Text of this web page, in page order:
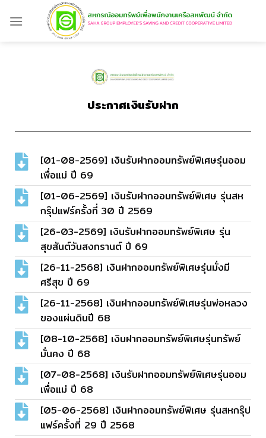
ประกาศเงินรับฝาก
[01-08-2569] เงินรับฝากออมทรัพย์พิเศษรุ่นออม
เพื่อแม่ ปี 69
[01-06-2569] เงินรับฝากออมทรัพย์พิเศษ รุ่นสห
กรุ๊ปแฟร์ครั้งที่ 30 ปี 2569
[26-03-2569] เงินรับฝากออมทรัพย์พิเศษ รุ่น
สุขสันต์วันสงกรานต์ ปี 69
[26-11-2568] เงินฝากออมทรัพย์พิเศษรุ่นมั่งมี
ศรีสุข ปี 69
[26-11-2568] เงินฝากออมทรัพย์พิเศษรุ่นพ่อหลวง
ของแผ่นดินปี 68
[08-10-2568] เงินฝากออมทรัพย์พิเศษรุ่นทรัพย์
มั่นคง ปี 68
[07-08-2568] เงินรับฝากออมทรัพย์พิเศษรุ่นออม
เพื่อแม่ ปี 68
[05-06-2568] เงินฝากออมทรัพย์พิเศษ รุ่นสหกรุ๊ป
แฟร์ครั้งที่ 29 ปี 2568